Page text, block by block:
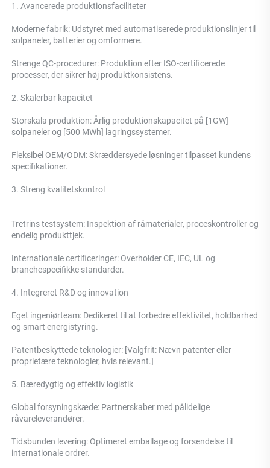
1. Avancerede produktionsfaciliteter
Moderne fabrik: Udstyret med automatiserede produktionslinjer til
solpaneler, batterier og omformere.
Strenge QC-procedurer: Produktion efter ISO-certificerede
processer, der sikrer høj produktkonsistens.
2. Skalerbar kapacitet
Storskala produktion: Årlig produktionskapacitet på [1GW]
solpaneler og [500 MWh] lagringssystemer.
Fleksibel OEM/ODM: Skræddersyede løsninger tilpasset kundens
specifikationer.
3. Streng kvalitetskontrol
Tretrins testsystem: Inspektion af råmaterialer, proceskontroller og
endelig produkttjek.
Internationale certificeringer: Overholder CE, IEC, UL og
branchespecifikke standarder.
4. Integreret R&D og innovation
Eget ingeniørteam: Dedikeret til at forbedre effektivitet, holdbarhed
og smart energistyring.
Patentbeskyttede teknologier: [Valgfrit: Nævn patenter eller
proprietære teknologier, hvis relevant.]
5. Bæredygtig og effektiv logistik
Global forsyningskæde: Partnerskaber med pålidelige
råvareleverandører.
Tidsbunden levering: Optimeret emballage og forsendelse til
internationale ordrer.